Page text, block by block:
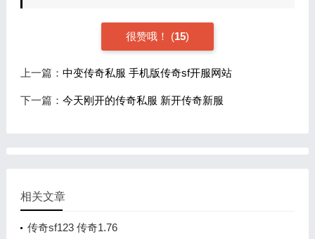
很赞哦！ (15)
上一篇： 中变传奇私服 手机版传奇sf开服网站
下一篇： 今天刚开的传奇私服 新开传奇新服
相关文章
传奇sf123 传奇1.76